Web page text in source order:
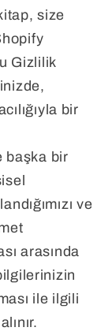
size
Gizlilik
bir
başka bir
ve
arasında
ile ilgili